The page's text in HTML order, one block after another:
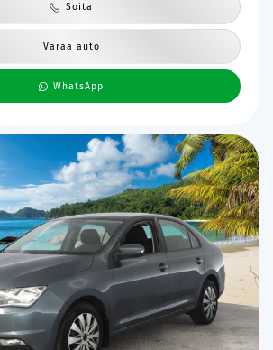
Soita
Varaa auto
WhatsApp